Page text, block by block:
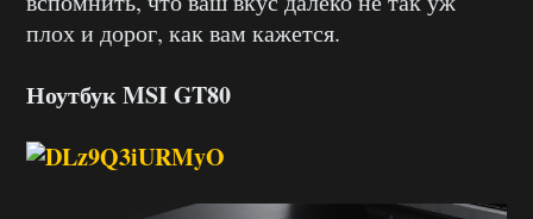
плох и дорог, как вам кажется.
Ноутбук MSI GT80